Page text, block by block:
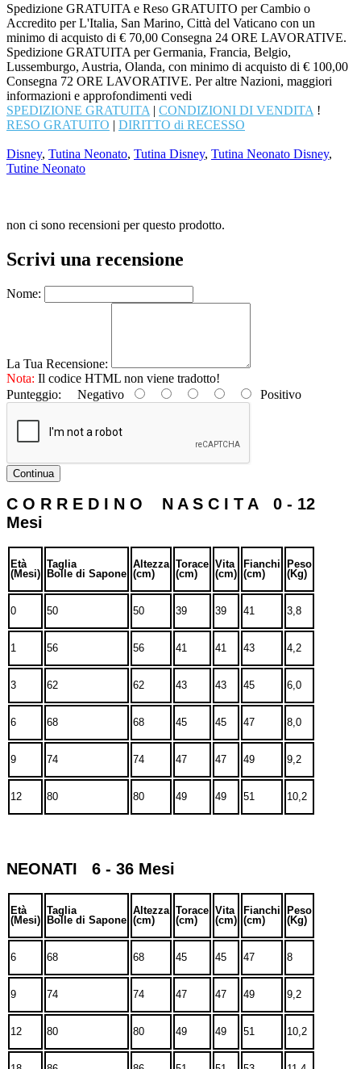
Spedizione GRATUITA e Reso GRATUITO per Cambio o
Accredito per L'Italia, San Marino, Città del Vaticano con un
minimo di acquisto di € 70,00 Consegna 24 ORE LAVORATIVE.
Spedizione GRATUITA per Germania, Francia, Belgio,
Lussemburgo, Austria, Olanda, con minimo di acquisto di € 100,00
Consegna 72 ORE LAVORATIVE. Per altre Nazioni, maggiori
informazioni e approfondimenti vedi
SPEDIZIONE GRATUITA | CONDIZIONI DI VENDITA !
RESO GRATUITO | DIRITTO di RECESSO
Disney, Tutina Neonato, Tutina Disney, Tutina Neonato Disney,
Tutine Neonato
non ci sono recensioni per questo prodotto.
Scrivi una recensione
Nome:
La Tua Recensione:
Nota: Il codice HTML non viene tradotto!
Punteggio: Negativo Positivo
Continua
C O R R E D I N O N A S C I T A 0 - 12
Mesi
Età
(Mesi)
Taglia
Bolle di Sapone
Altezza
(cm)
Torace
(cm)
Vita
(cm)
Fianchi
(cm)
Peso
(Kg)
0 50 50 39 39 41 3,8
1 56 56 41 41 43 4,2
3 62 62 43 43 45 6,0
6 68 68 45 45 47 8,0
9 74 74 47 47 49 9,2
12 80 80 49 49 51 10,2
NEONATI 6 - 36 Mesi
Età
(Mesi)
Taglia
Bolle di Sapone
Altezza
(cm)
Torace
(cm)
Vita
(cm)
Fianchi
(cm)
Peso
(Kg)
6 68 68 45 45 47 8
9 74 74 47 47 49 9,2
12 80 80 49 49 51 10,2